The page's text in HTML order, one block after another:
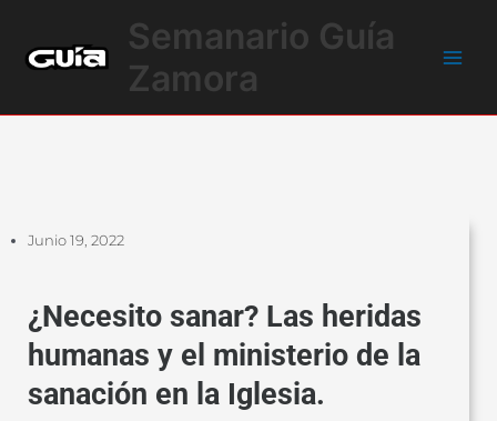
contenido
Semanario Guía
Zamora
Junio 19, 2022
¿Necesito sanar? Las heridas
humanas y el ministerio de la
sanación en la Iglesia.